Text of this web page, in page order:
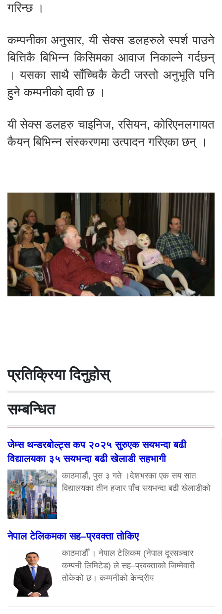
गरिन्छ ।
कम्पनीका अनुसार, यी सेक्स डलहरुले स्पर्श पाउने
बित्तिकै बिभिन्न किसिमका आवाज निकाल्ने गर्दछन्
। यसका साथै साँच्चिकै केटी जस्तो अनुभूति पनि
हुने कम्पनीको दावी छ ।
यी सेक्स डलहरु चाइनिज, रसियन, कोरिएनलगायत
कैयन् बिभिन्न संस्करणमा उत्पादन गरिएका छन् ।
प्रतिक्रिया दिनुहोस्
सम्बन्धित
जेम्स थन्डरबोल्ट्स कप २०२५ सुरुएक सयभन्दा बढी
विद्यालयका ३५ सयभन्दा बढी खेलाडी सहभागी
काठमाडौं, पुस ३ गते ।देशभरका एक सय सात
विद्यालयका तीन हजार पाँच सयभन्दा बढी खेलाडीको
नेपाल टेलिकमका सह–प्रवक्ता तोकिए
काठमाडौँ । नेपाल टेलिकम (नेपाल दूरसञ्चार
कम्पनी लिमिटेड) ले सह–प्रवक्ताको जिम्मेवारी
तोकेको छ। कम्पनीको केन्द्रीय